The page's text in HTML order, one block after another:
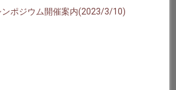
ポジウム開催案内(2023/3/10)